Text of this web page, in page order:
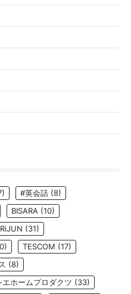
#英会話 (8)
BISARA (10)
RiJUN (31)
TESCOM (17)
(8)
エホームプロダクツ (33)